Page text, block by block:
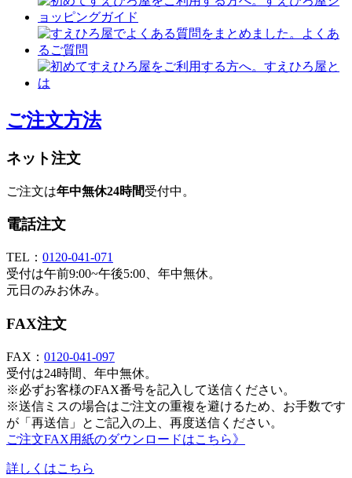
ご注文方法
ネット注文
ご注文は年中無休24時間受付中。
電話注文
TEL： 0120-041-071
受付は午前9:00~午後5:00、年中無休。
元日のみお休み。
FAX注文
FAX： 0120-041-097
受付は24時間、年中無休。
※必ずお客様のFAX番号を記入して送信ください。
※送信ミスの場合はご注文の重複を避けるため、お手数です
が「再送信」とご記入の上、再度送信ください。
ご注文FAX用紙のダウンロードはこちら》
詳しくはこちら